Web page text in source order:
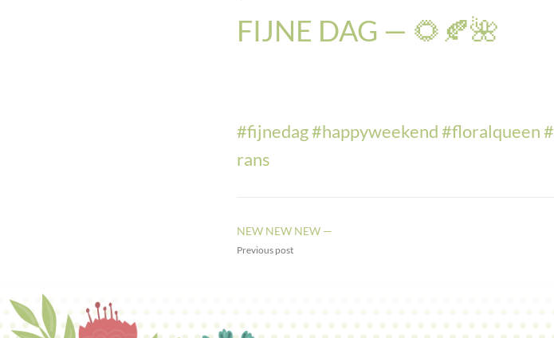
FIJNE DAG — 🌻🍂🌺
#fijnedag#happyweekend#floralqueen#
rans
NEW NEW NEW —
Previous post